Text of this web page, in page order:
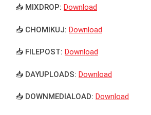
📥 MIXDROP: Download
📥 CHOMIKUJ: Download
📥 FILEPOST: Download
📥 DAYUPLOADS: Download
📥 DOWNMEDIALOAD: Download